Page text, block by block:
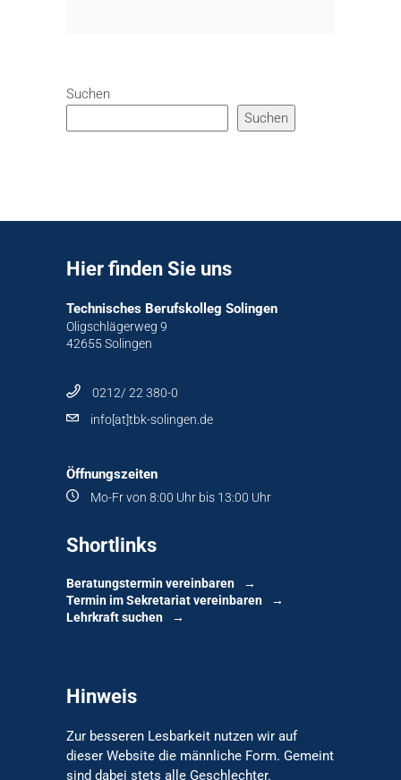
Suchen
Suchen
Hier finden Sie uns
Technisches Berufskolleg Solingen
Oligschlägerweg 9
42655 Solingen
0212/ 22 380-0
info[at]tbk-solingen.de
Öffnungszeiten
Mo-Fr von 8:00 Uhr bis 13:00 Uhr
Shortlinks
Beratungstermin vereinbaren
Termin im Sekretariat vereinbaren
Lehrkraft suchen
Hinweis
Zur besseren Lesbarkeit nutzen wir auf
dieser Website die männliche Form. Gemeint
sind dabei stets alle Geschlechter.